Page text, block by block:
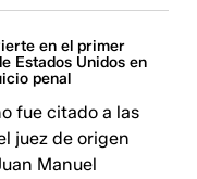
en el primer
Estados Unidos en
penal
fue citado a las
juez de origen
Manuel